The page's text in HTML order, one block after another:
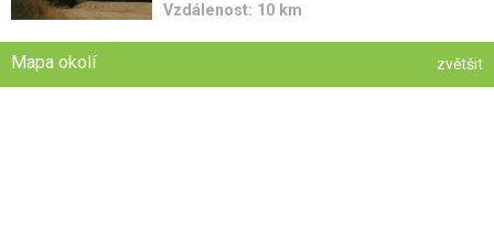
Vzdálenost: 10 km
Mapa okolí zvětšit